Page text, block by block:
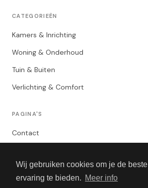
Wij gebruiken cookies om je de beste
ervaring te bieden. Meer info
CATEGORIEËN
Kamers & Inrichting
Woning & Onderhoud
Tuin & Buiten
Verlichting & Comfort
PAGINA'S
Contact
Algemene Voorwaarden
Adverteren